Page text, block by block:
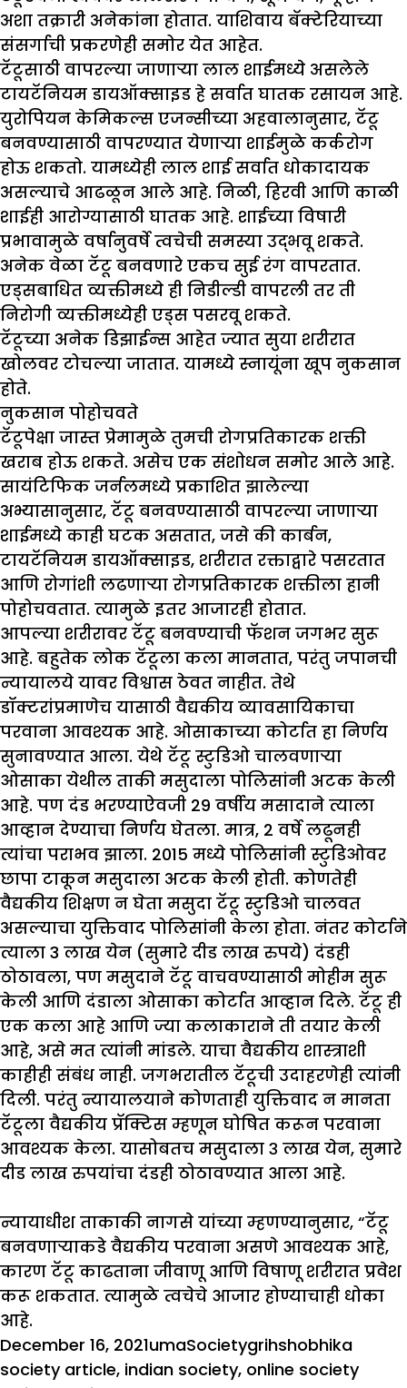
अशा तक्रारी अनेकांना होतात. याशिवाय बॅक्टेरियाच्या
संसर्गाची प्रकरणेही समोर येत आहेत.
टॅटूसाठी वापरल्या जाणार्‍या लाल शाईमध्ये असलेले
टायटॅनियम डायऑक्साइड हे सर्वात घातक रसायन आहे.
युरोपियन केमिकल्स एजन्सीच्या अहवालानुसार, टॅटू
बनवण्यासाठी वापरण्यात येणाऱ्या शाईमुळे कर्करोग
होऊ शकतो. यामध्येही लाल शाई सर्वात धोकादायक
असल्याचे आढळून आले आहे. निळी, हिरवी आणि काळी
शाईही आरोग्यासाठी घातक आहे. शाईच्या विषारी
प्रभावामुळे वर्षानुवर्षे त्वचेची समस्या उद्भवू शकते.
अनेक वेळा टॅटू बनवणारे एकच सुई रंग वापरतात.
एड्सबाधित व्यक्तीमध्ये ही निडील्डी वापरली तर ती
निरोगी व्यक्तीमध्येही एड्स पसरवू शकते.
टॅटूच्या अनेक डिझाईन्स आहेत ज्यात सुया शरीरात
खोलवर टोचल्या जातात. यामध्ये स्नायूंना खूप नुकसान
होते.
नुकसान पोहोचवते
टॅटूपेक्षा जास्त प्रेमामुळे तुमची रोगप्रतिकारक शक्ती
खराब होऊ शकते. असेच एक संशोधन समोर आले आहे.
सायंटिफिक जर्नलमध्ये प्रकाशित झालेल्या
अभ्यासानुसार, टॅटू बनवण्यासाठी वापरल्या जाणाऱ्या
शाईमध्ये काही घटक असतात, जसे की कार्बन,
टायटॅनियम डायऑक्साइड, शरीरात रक्ताद्वारे पसरतात
आणि रोगांशी लढणाऱ्या रोगप्रतिकारक शक्तीला हानी
पोहोचवतात. त्यामुळे इतर आजारही होतात.
आपल्या शरीरावर टॅटू बनवण्याची फॅशन जगभर सुरू
आहे. बहुतेक लोक टॅटूला कला मानतात, परंतु जपानची
न्यायालये यावर विश्वास ठेवत नाहीत. तेथे
डॉक्टरांप्रमाणेच यासाठी वैद्यकीय व्यावसायिकाचा
परवाना आवश्यक आहे. ओसाकाच्या कोर्टात हा निर्णय
सुनावण्यात आला. येथे टॅटू स्टुडिओ चालवणाऱ्या
ओसाका येथील ताकी मसुदाला पोलिसांनी अटक केली
आहे. पण दंड भरण्याऐवजी 29 वर्षीय मसादाने त्याला
आव्हान देण्याचा निर्णय घेतला. मात्र, 2 वर्षे लढूनही
त्यांचा पराभव झाला. 2015 मध्ये पोलिसांनी स्टुडिओवर
छापा टाकून मसुदाला अटक केली होती. कोणतेही
वैद्यकीय शिक्षण न घेता मसुदा टॅटू स्टुडिओ चालवत
असल्याचा युक्तिवाद पोलिसांनी केला होता. नंतर कोर्टाने
त्याला 3 लाख येन (सुमारे दीड लाख रुपये) दंडही
ठोठावला, पण मसुदाने टॅटू वाचवण्यासाठी मोहीम सुरू
केली आणि दंडाला ओसाका कोर्टात आव्हान दिले. टॅटू ही
एक कला आहे आणि ज्या कलाकाराने ती तयार केली
आहे, असे मत त्यांनी मांडले. याचा वैद्यकीय शास्त्राशी
काहीही संबंध नाही. जगभरातील टॅटूची उदाहरणेही त्यांनी
दिली. परंतु न्यायालयाने कोणताही युक्तिवाद न मानता
टॅटूला वैद्यकीय प्रॅक्टिस म्हणून घोषित करून परवाना
आवश्यक केला. यासोबतच मसुदाला ३ लाख येन, सुमारे
दीड लाख रुपयांचा दंडही ठोठावण्यात आला आहे.
न्यायाधीश ताकाकी नागसे यांच्या म्हणण्यानुसार, “टॅटू
बनवणाऱ्याकडे वैद्यकीय परवाना असणे आवश्यक आहे,
कारण टॅटू काढताना जीवाणू आणि विषाणू शरीरात प्रवेश
करू शकतात. त्यामुळे त्वचेचे आजार होण्याचाही धोका
आहे.
Posted
on
December 16, 2021Author
umaCategories
SocietyTags
grihshobhika
society article, indian society, online society